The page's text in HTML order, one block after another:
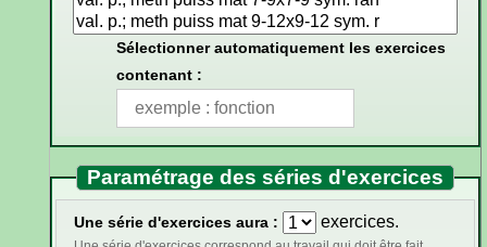
Sélectionner automatiquement les exercices
contenant :
Paramétrage des séries d'exercices
Une série d'exercices aura : exercices.